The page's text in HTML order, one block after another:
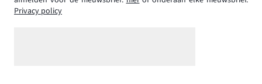
Privacy policy